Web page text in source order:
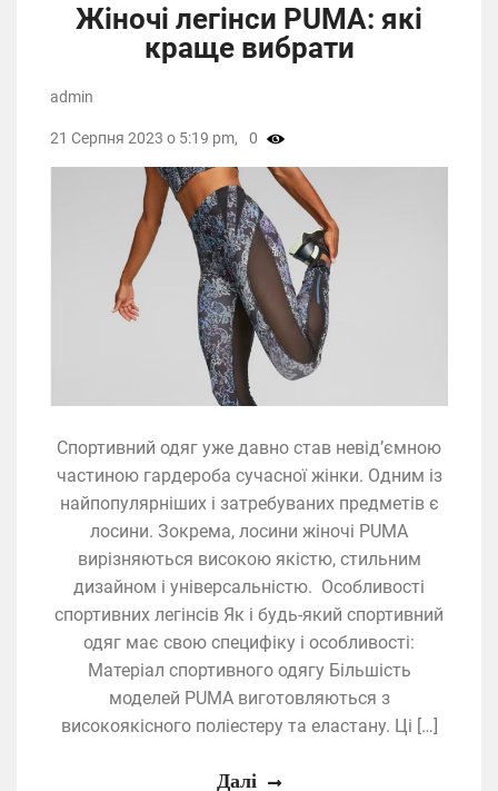
Жіночі легінси PUMA: які
краще вибрати
Спортивний одяг уже давно став невід’ємною
частиною гардероба сучасної жінки. Одним із
найпопулярніших і затребуваних предметів є
лосини. Зокрема, лосини жіночі PUMA
вирізняються високою якістю, стильним
дизайном і універсальністю. Особливості
спортивних легінсів Як і будь-який спортивний
одяг має свою специфіку і особливості:
Матеріал спортивного одягу Більшість
моделей PUMA виготовляються з
високоякісного поліестеру та еластану. Ці […]
admin
21 Серпня 2023 о 5:19 pm, 0
Далі